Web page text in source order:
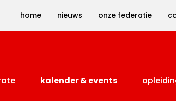
home nieuws onze federatie
kalender & events